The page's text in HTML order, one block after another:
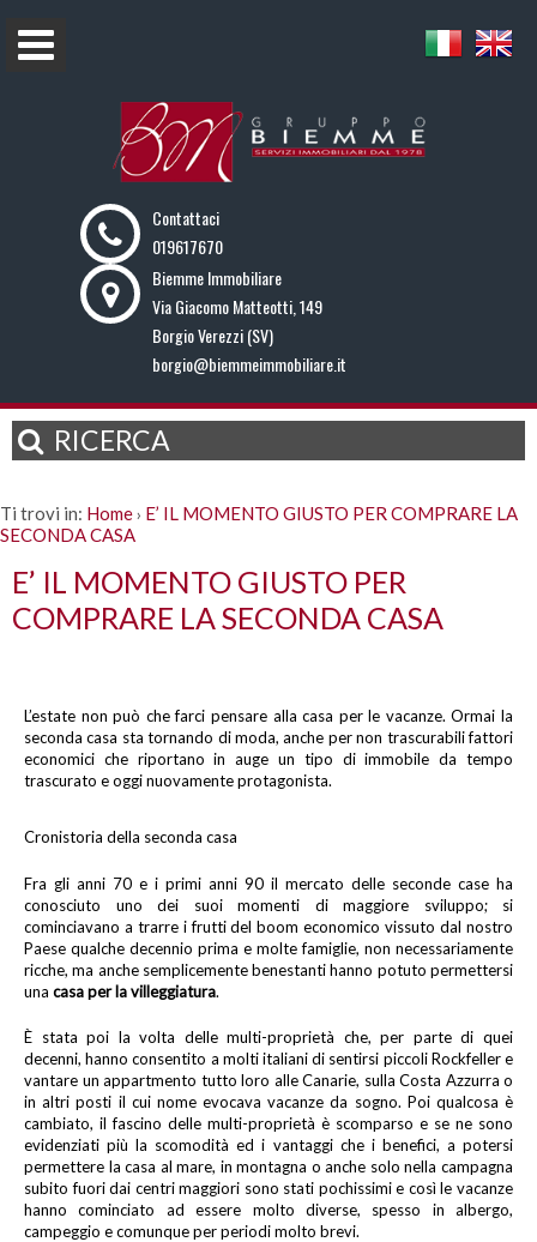
Contattaci
019617670
Biemme Immobiliare
Via Giacomo Matteotti, 149
Borgio Verezzi (SV)
borgio@biemmeimmobiliare.it
RICERCA
Ti trovi in: Home› E’ IL MOMENTO GIUSTO PER COMPRARE LA
SECONDA CASA
E’ IL MOMENTO GIUSTO PER
COMPRARE LA SECONDA CASA
L’estate non può che farci pensare alla casa per le vacanze. Ormai la
seconda casa sta tornando di moda, anche per non trascurabili fattori
economici che riportano in auge un tipo di immobile da tempo
trascurato e oggi nuovamente protagonista.
Cronistoria della seconda casa
Fra gli anni 70 e i primi anni 90 il mercato delle seconde case ha
conosciuto uno dei suoi momenti di maggiore sviluppo; si
cominciavano a trarre i frutti del boom economico vissuto dal nostro
Paese qualche decennio prima e molte famiglie, non necessariamente
ricche, ma anche semplicemente benestanti hanno potuto permettersi
una casa per la villeggiatura.
È stata poi la volta delle multi-proprietà che, per parte di quei
decenni, hanno consentito a molti italiani di sentirsi piccoli Rockfeller e
vantare un appartmento tutto loro alle Canarie, sulla Costa Azzurra o
in altri posti il cui nome evocava vacanze da sogno. Poi qualcosa è
cambiato, il fascino delle multi-proprietà è scomparso e se ne sono
evidenziati più la scomodità ed i vantaggi che i benefici, a potersi
permettere la casa al mare, in montagna o anche solo nella campagna
subito fuori dai centri maggiori sono stati pochissimi e così le vacanze
hanno cominciato ad essere molto diverse, spesso in albergo,
campeggio e comunque per periodi molto brevi.